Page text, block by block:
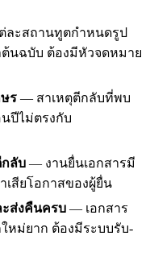
ละสถานทูตกำหนดรูป
ต้นฉบับ ต้องมีหัวจดหมาย
ร — สาเหตุตีกลับที่พบ
ปีไม่ตรงกับ
ลับ — งานยื่นเอกสารมี
สียโอกาสของผู้ยื่น
ะส่งคืนครบ — เอกสาร
หม่ยาก ต้องมีระบบรับ-